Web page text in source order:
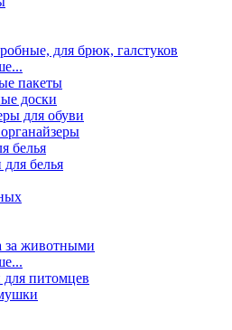
для брюк, галстуков
пакеты
доски
для обуви
белья
белья
за животными
питомцев